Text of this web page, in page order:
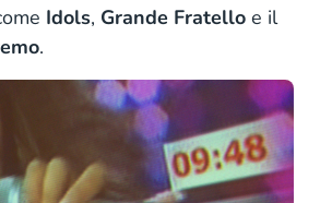
Idols, Grande Fratello e il
.